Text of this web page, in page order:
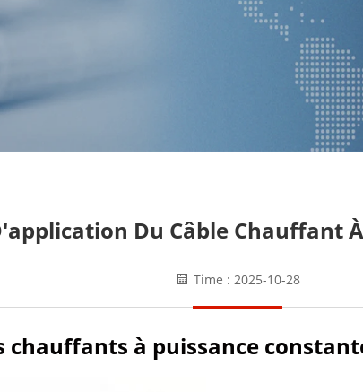
Du Câble Chauffant
Time : 2025-10-28
chauffants à puissance